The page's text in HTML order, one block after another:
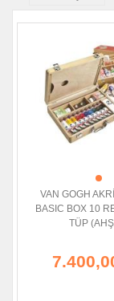
VAN GOGH
BASIC BOX 10
TÜP